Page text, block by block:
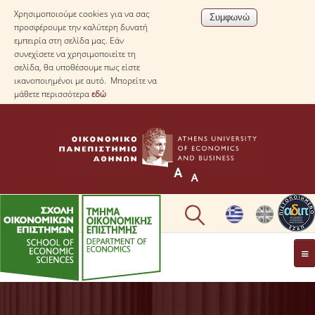
Χρησιμοποιούμε cookies για να σας
προσφέρουμε την καλύτερη δυνατή
εμπειρία στη σελίδα μας. Εάν
συνεχίσετε να χρησιμοποιείτε τη
σελίδα, θα υποθέσουμε πως είστε
ικανοποιημένοι με αυτό. Μπορείτε να
μάθετε περισσότεραεδώ
ΤΟ TΜΗΜΑ